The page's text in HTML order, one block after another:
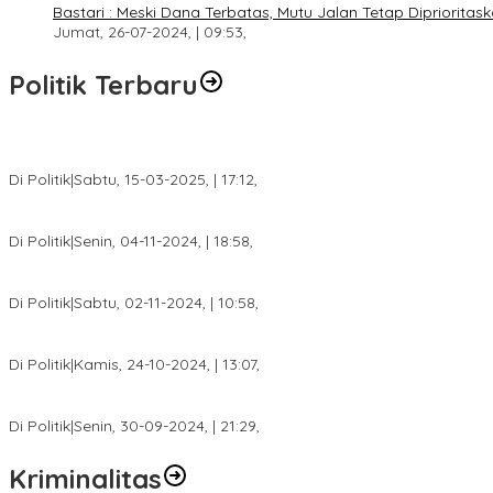
Bastari : Meski Dana Terbatas, Mutu Jalan Tetap
Jumat, 26-07-2024, | 09:53,
Politik Terbaru
Di Politik|Sabtu, 15-03-2025, | 17:12,
Di Politik|Senin, 04-11-2024, | 18:58,
Di Politik|Sabtu, 02-11-2024, | 10:58,
Di Politik|Kamis, 24-10-2024, | 13:07,
Di Politik|Senin, 30-09-2024, | 21:29,
Kriminalitas